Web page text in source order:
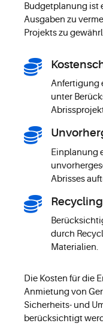
Budgetplanung ist
Ausgaben zu
Projekts zu
Anfertigung
unter
Einplanung
Abrisses
durch
Materialien.
Die Kosten für die
Anmietung von
Sicherheits- und
berücksichtigt